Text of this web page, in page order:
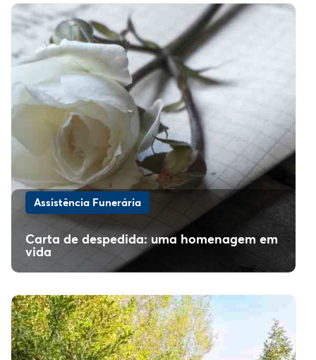
Assistência Funerária
Carta de despedida: uma homenagem em
vida